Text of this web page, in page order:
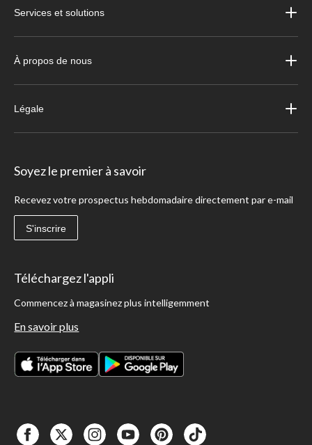
Services et solutions
À propos de nous
Légale
Soyez le premier à savoir
Recevez votre prospectus hebdomadaire directement par e-mail
S'inscrire
Téléchargez l'appli
Commencez à magasinez plus intelligemment
En savoir plus